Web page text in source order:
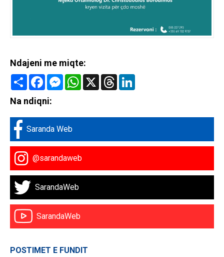
Ndajeni me miqte:
Share FacebookMessenger
WhatsApp
X Threads
Na ndiqni:
Saranda Web
@sarandaweb
SarandaWeb
SarandaWeb
POSTIMET E FUNDIT